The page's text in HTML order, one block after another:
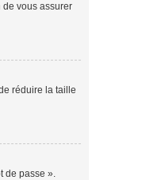
de vous assurer
réduire la taille
de passe ».